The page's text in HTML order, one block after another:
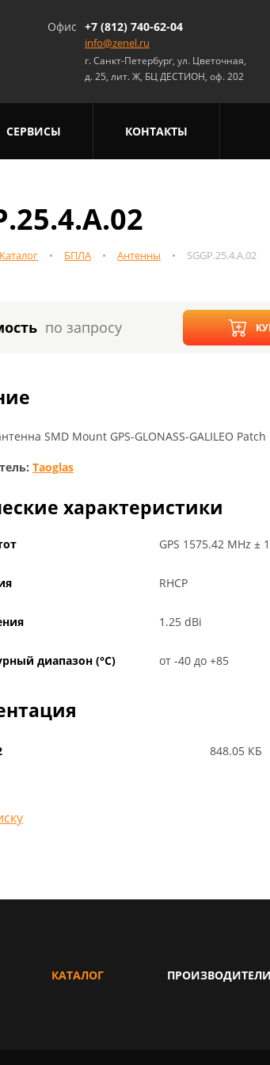
Офис +7 (812) 740-62-04
info@zenel.ru
г. Санкт-Петербург, ул. Цветочная,
д. 25, лит. Ж, БЦ ДЕСТИОН, оф. 202
СЕРВИСЫ КОНТАКТЫ
Каталог БПЛА Антенны SGGP.25.4.A.02
по запросу
SMD Mount GPS-GLONASS-GALILEO Patch
Taoglas
характеристики
GPS 1575.42 MHz ±
RHCP
1.25 dBi
диапазон (°C) от -40 до +85
848.05 КБ
КАТАЛОГ ПРОИЗВОДИТЕЛИ